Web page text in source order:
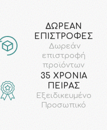
ΔΩΡΕΑΝ
ΕΠΙΣΤΡΟΦΕΣ
Δωρεάν
επιστροφή
προϊόντων
35 ΧΡΟΝΙΑ
ΠΕΙΡΑΣ
Εξειδικευμένο
Προσωπικό